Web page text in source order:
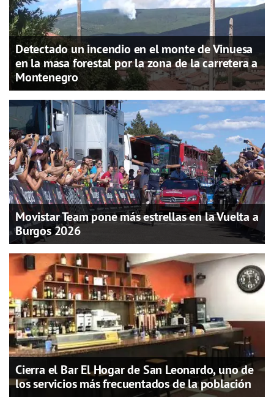
Detectado un incendio en el monte de Vinuesa
en la masa forestal por la zona de la carretera a
Montenegro
Movistar Team pone más estrellas en la Vuelta a
Burgos 2026
Cierra el Bar El Hogar de San Leonardo, uno de
los servicios más frecuentados de la población